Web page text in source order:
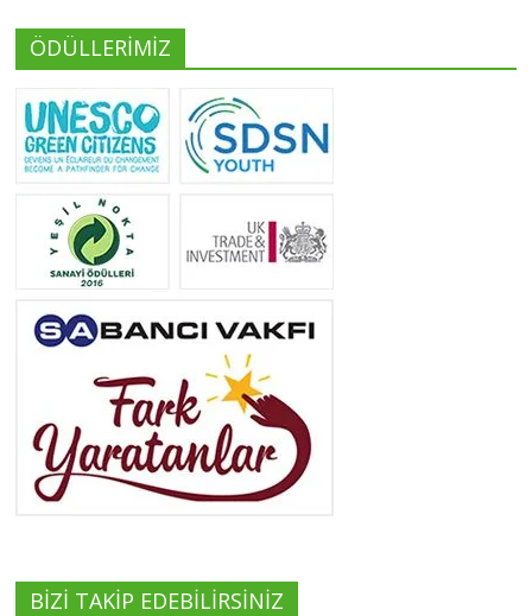
Yeliz Yılmaz
Tüm yazıları görüntüle
Yeşilist
Tüm yazıları görüntüle
ÖDÜLLERİMİZ
BİZİ TAKİP EDEBİLİRSİNİZ